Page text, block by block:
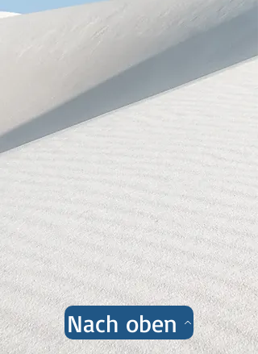
Nach oben